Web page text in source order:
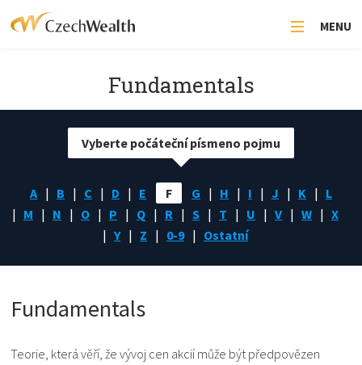
MENU
Fundamentals
A B C D E F G H I J K
L
M
N O P Q R S T U V W
X
Y
Z 0-9 Ostatní
Vyberte počáteční písmeno pojmu
Fundamentals
Teorie, která věří, že vývoj cen akcií může být předpovězen